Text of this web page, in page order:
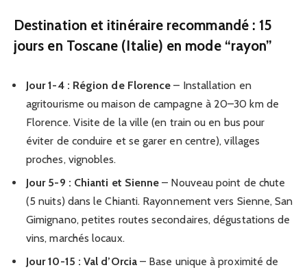
Destination et itinéraire recommandé : 15
jours en Toscane (Italie) en mode “rayon”
Jour 1-4 : Région de Florence – Installation en
agritourisme ou maison de campagne à 20–30 km de
Florence. Visite de la ville (en train ou en bus pour
éviter de conduire et se garer en centre), villages
proches, vignobles.
Jour 5-9 : Chianti et Sienne – Nouveau point de chute
(5 nuits) dans le Chianti. Rayonnement vers Sienne, San
Gimignano, petites routes secondaires, dégustations de
vins, marchés locaux.
Jour 10-15 : Val d’Orcia– Base unique à proximité de